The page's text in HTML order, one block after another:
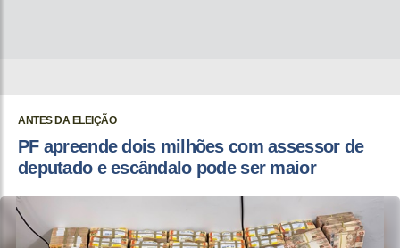
ANTES DA ELEIÇÃO
PF apreende dois milhões com assessor de
deputado e escândalo pode ser maior